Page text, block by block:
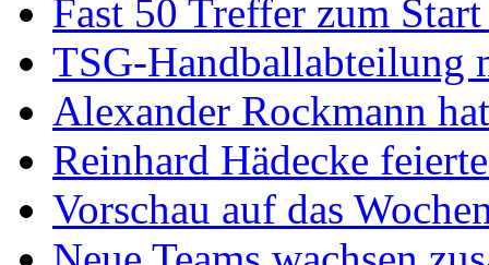
Fast 50 Treffer zum
TSG-Handballabteilung
Alexander Rockmann
Reinhard Hädecke
Vorschau auf das